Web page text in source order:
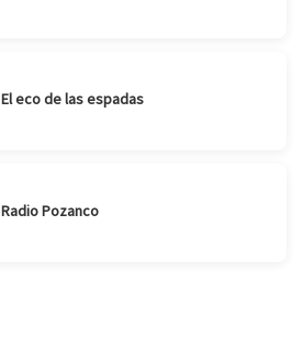
El eco de las espadas
Radio Pozanco